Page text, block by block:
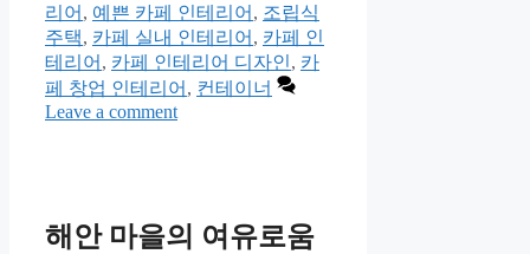
리어 , 예쁜 카페 인테리어 , 조립식
주택, 카페 실내 인테리어 , 카페 인
테리어 , 카페 인테리어 디자인, 카
페 창업 인테리어 , 컨테이너
Leave a comment
해안 마을의 여유로움